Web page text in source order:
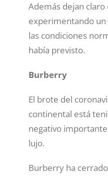
Además dejan claro
experimentando
las condiciones
había previsto.
Burberry
El brote del
continental está
negativo
lujo.
Burberry ha